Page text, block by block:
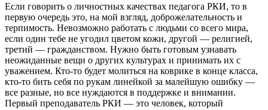
Если говорить о личностных качествах педагога РКИ, то в
первую очередь это, на мой взгляд, доброжелательность и
терпимость. Невозможно работать с людьми со всего мира,
если один тебе не угодил цветом кожи, другой — религией,
третий — гражданством. Нужно быть готовым узнавать
неожиданные вещи о других культурах и принимать их с
уважением. Кто-то будет молиться на коврике в конце класса,
кто-то бить себя по рукам линейкой за малейшую ошибку —
все разные, но все нуждаются в поддержке и внимании.
Первый преподаватель РКИ — это человек, который